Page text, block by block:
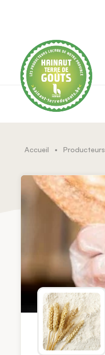
Accueil • Producteurs